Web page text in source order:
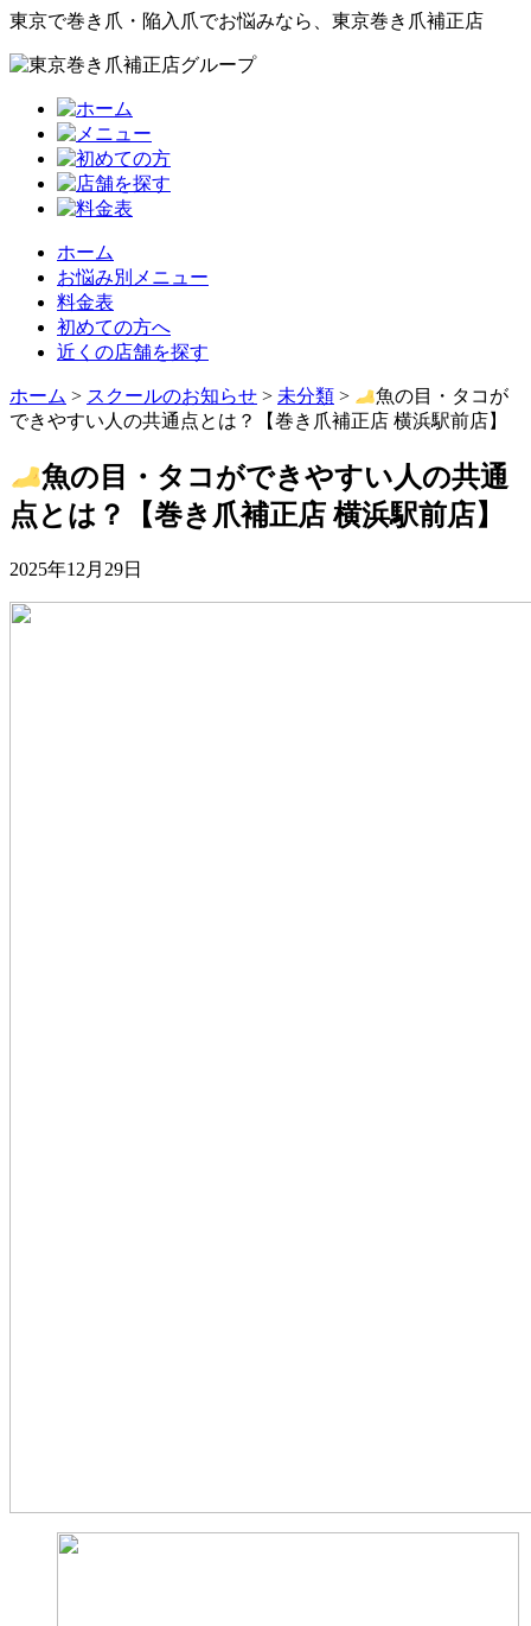
東京で巻き爪・陥入爪でお悩みなら、東京巻き爪補正店
ホーム
お悩み別メニュー
料金表
初めての方へ
近くの店舗を探す
ホーム > スクールのお知らせ > 未分類 >
魚の目・タコが
できやすい人の共通点とは？【巻き爪補正店 横浜駅前店】
魚の目・タコができやすい人の共通
点とは？【巻き爪補正店 横浜駅前店】
2025年12月29日